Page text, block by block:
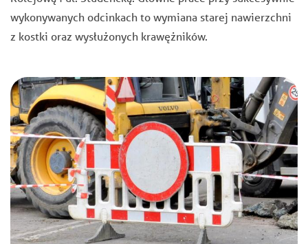
wykonywanych odcinkach to wymiana starej nawierzchni
z kostki oraz wysłużonych krawężników.